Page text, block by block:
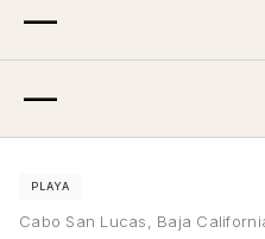
—
—
PLAYA
Cabo San Lucas, Baja